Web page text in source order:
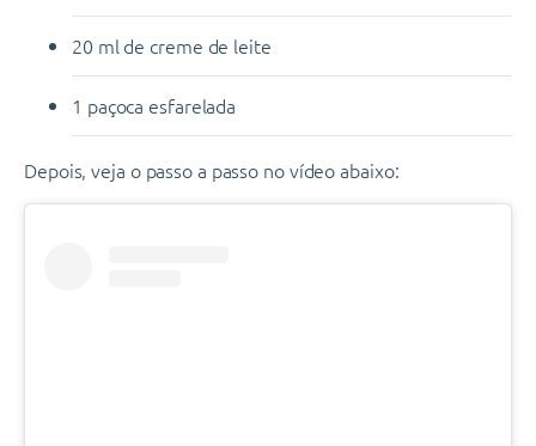
20 ml de creme de leite
1 paçoca esfarelada
Depois, veja o passo a passo no vídeo abaixo: